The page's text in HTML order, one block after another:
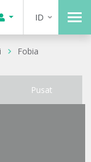
ID
Fobia
Pusat